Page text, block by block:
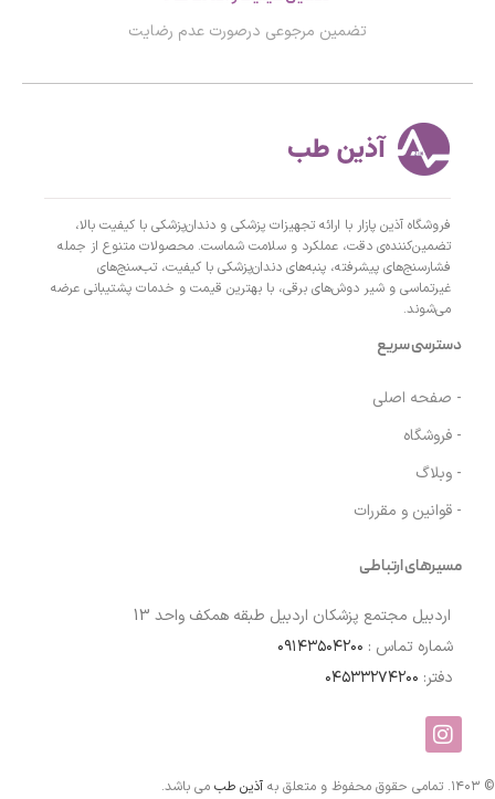
تضمین مرجوعی درصورت عدم رضایت
فروشگاه آذین پازار با ارائه تجهیزات پزشکی و دندان‌پزشکی با کیفیت بالا،
تضمین‌کننده‌ی دقت، عملکرد و سلامت شماست. محصولات متنوع از جمله
فشارسنج‌های پیشرفته، پنبه‌های دندان‌پزشکی با کیفیت، تب‌سنج‌های
غیرتماسی و شیر دوش‌های برقی، با بهترین قیمت و خدمات پشتیبانی عرضه
می‌شوند.
دسترسی سریع
- صفحه اصلی
- فروشگاه
- وبلاگ
- قوانین و مقررات
مسیرهای ارتباطی
اردبیل مجتمع پزشکان اردبیل طبقه همکف واحد 13
شماره تماس : ۰۹۱۴۳۵۰۴۲۰۰
دفتر: ۰۴۵۳۳۲۷۴۲۰۰
© ۱۴۰۳. تمامی حقوق محفوظ و متعلق به آذین طب می باشد.